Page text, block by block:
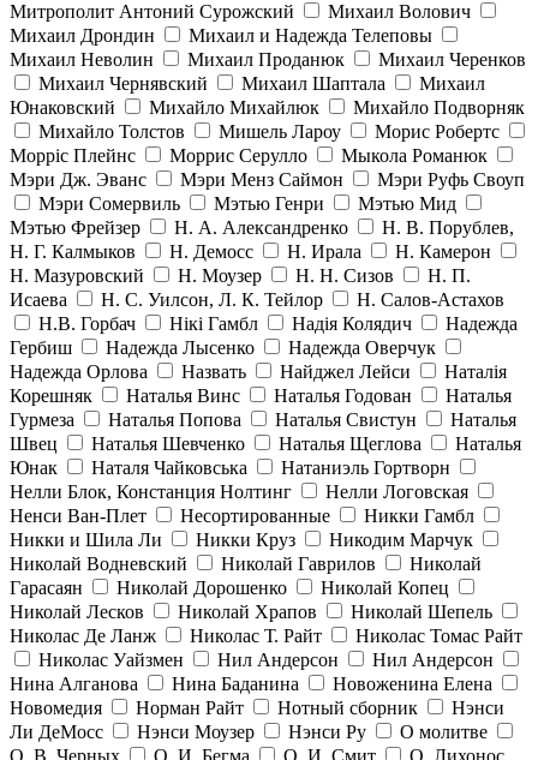
Митрополит Антоний Сурожский
Михаил Волович
Михаил Дрондин
Михаил и Надежда Телеповы
Михаил Неволин
Михаил Проданюк
Михаил Черенков
Михаил Чернявский
Михаил Шаптала
Михаил
Юнаковский
Михайло Михайлюк
Михайло Подворняк
Михайло Толстов
Мишель Лароу
Морис Робертс
Морріс Плейнс
Моррис Серулло
Мыкола Романюк
Мэри Дж. Эванс
Мэри Менз Саймон
Мэри Руфь Своуп
Мэри Сомервиль
Мэтью Генри
Мэтью Мид
Мэтью Фрейзер
Н. А. Александренко
Н. В. Порублев,
Н. Г. Калмыков
Н. Демосс Н. Ирала
Н. Камерон
Н. Мазуровский
Н. Моузер Н. Н. Сизов
Н. П.
Исаева
Н. С. Уилсон, Л. К. Тейлор
Н. Салов-Астахов
Н.В. Горбач
Нікі Гамбл Надія Колядич
Надежда
Гербиш
Надежда Лысенко
Надежда Оверчук
Надежда Орлова
Назвать Найджел Лейси
Наталія
Корешняк
Наталья Винс Наталья Годован
Наталья
Гурмеза
Наталья Попова Наталья Свистун
Наталья
Швец
Наталья Шевченко Наталья Щеглова
Наталья
Юнак
Наталя Чайковська
Натаниэль Гортворн
Нелли Блок, Констанция Нолтинг
Нелли Логовская
Ненси Ван-Плет
Несортированные
Никки Гамбл
Никки и Шила Ли
Никки Круз
Никодим Марчук
Николай Водневский
Николай Гаврилов
Николай
Гарасаян
Николай Дорошенко
Николай Копец
Николай Лесков
Николай Храпов
Николай Шепель
Николас Де Ланж
Николас Т. Райт
Николас Томас Райт
Николас Уайзмен
Нил Андерсон
Нил Андерсон
Нина Алганова
Нина Баданина
Новоженина Елена
Новомедия
Норман Райт Нотный сборник
Нэнси
Ли ДеМосс
Нэнси Моузер Нэнси Ру
О молитве